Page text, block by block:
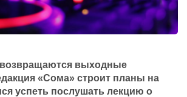
выходные
«Сома» строит планы на
успеть послушать лекцию о